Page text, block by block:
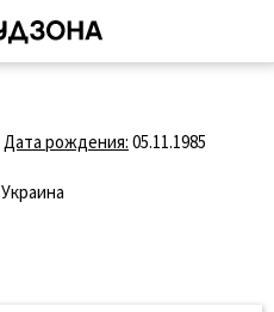
Дата рождения: 05.11.1985
Украина